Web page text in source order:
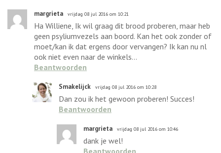
margrieta vrijdag 08 jul 2016 om 10:21
Ha Williene, Ik wil graag dit brood proberen, maar heb
geen psyliumvezels aan boord. Kan het ook zonder of
moet/kan ik dat ergens door vervangen? Ik kan nu nl
ook niet even naar de winkels...
Beantwoorden
Smakelijck vrijdag 08 jul 2016 om 10:28
Dan zou ik het gewoon proberen! Succes!
Beantwoorden
margrieta vrijdag 08 jul 2016 om 10:46
dank je wel!